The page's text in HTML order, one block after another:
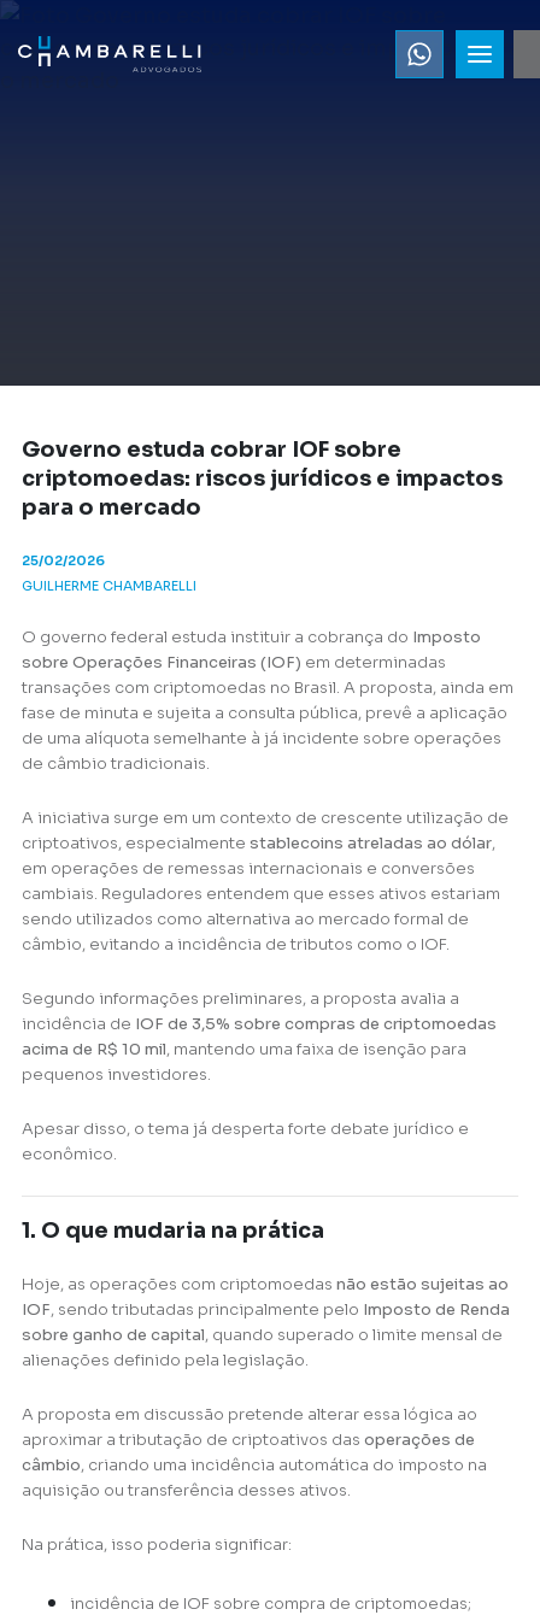
Governo estuda cobrar IOF sobre
criptomoedas: riscos jurídicos e impactos
para o mercado
25/02/2026
GUILHERME CHAMBARELLI
O governo federal estuda instituir a cobrança do Imposto
sobre Operações Financeiras (IOF) em determinadas
transações com criptomoedas no Brasil. A proposta, ainda em
fase de minuta e sujeita a consulta pública, prevê a aplicação
de uma alíquota semelhante à já incidente sobre operações
de câmbio tradicionais.
A iniciativa surge em um contexto de crescente utilização de
criptoativos, especialmente stablecoins atreladas ao dólar,
em operações de remessas internacionais e conversões
cambiais. Reguladores entendem que esses ativos estariam
sendo utilizados como alternativa ao mercado formal de
câmbio, evitando a incidência de tributos como o IOF.
Segundo informações preliminares, a proposta avalia a
incidência de IOF de 3,5% sobre compras de criptomoedas
acima de R$ 10 mil, mantendo uma faixa de isenção para
pequenos investidores.
Apesar disso, o tema já desperta forte debate jurídico e
econômico.
1. O que mudaria na prática
Hoje, as operações com criptomoedas não estão sujeitas ao
IOF, sendo tributadas principalmente pelo Imposto de Renda
sobre ganho de capital, quando superado o limite mensal de
alienações definido pela legislação.
A proposta em discussão pretende alterar essa lógica ao
aproximar a tributação de criptoativos das operações de
câmbio, criando uma incidência automática do imposto na
aquisição ou transferência desses ativos.
Na prática, isso poderia significar:
incidência de IOF sobre compra de criptomoedas;